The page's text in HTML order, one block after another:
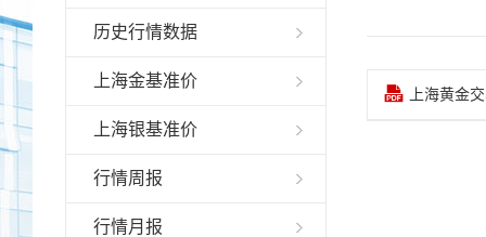
历史行情数据
上海金基准价
上海银基准价
行情周报
行情月报
 上海黄金